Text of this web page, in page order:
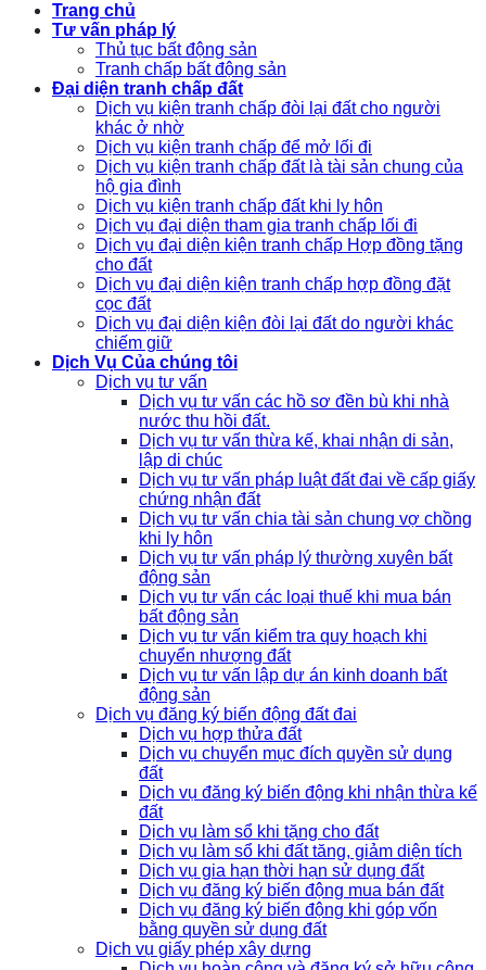
Trang chủ
Tư vấn pháp lý
Thủ tục bất động sản
Tranh chấp bất động sản
Đại diện tranh chấp đất
Dịch vụ kiện tranh chấp đòi lại đất cho người
khác ở nhờ
Dịch vụ kiện tranh chấp để mở lối đi
Dịch vụ kiện tranh chấp đất là tài sản chung của
hộ gia đình
Dịch vụ kiện tranh chấp đất khi ly hôn
Dịch vụ đại diện tham gia tranh chấp lối đi
Dịch vụ đại diện kiện tranh chấp Hợp đồng tặng
cho đất
Dịch vụ đại diện kiện tranh chấp hợp đồng đặt
cọc đất
Dịch vụ đại diện kiện đòi lại đất do người khác
chiếm giữ
Dịch Vụ Của chúng tôi
Dịch vụ tư vấn
Dịch vụ tư vấn các hồ sơ đền bù khi nhà
nước thu hồi đất.
Dịch vụ tư vấn thừa kế, khai nhận di sản,
lập di chúc
Dịch vụ tư vấn pháp luật đất đai về cấp giấy
chứng nhận đất
Dịch vụ tư vấn chia tài sản chung vợ chồng
khi ly hôn
Dịch vụ tư vấn pháp lý thường xuyên bất
động sản
Dịch vụ tư vấn các loại thuế khi mua bán
bất động sản
Dịch vụ tư vấn kiểm tra quy hoạch khi
chuyển nhượng đất
Dịch vụ tư vấn lập dự án kinh doanh bất
động sản
Dịch vụ đăng ký biến động đất đai
Dịch vụ hợp thửa đất
Dịch vụ chuyển mục đích quyền sử dụng
đất
Dịch vụ đăng ký biến động khi nhận thừa kế
đất
Dịch vụ làm sổ khi tặng cho đất
Dịch vụ làm sổ khi đất tăng, giảm diện tích
Dịch vụ gia hạn thời hạn sử dụng đất
Dịch vụ đăng ký biến động mua bán đất
Dịch vụ đăng ký biến động khi góp vốn
bằng quyền sử dụng đất
Dịch vụ giấy phép xây dựng